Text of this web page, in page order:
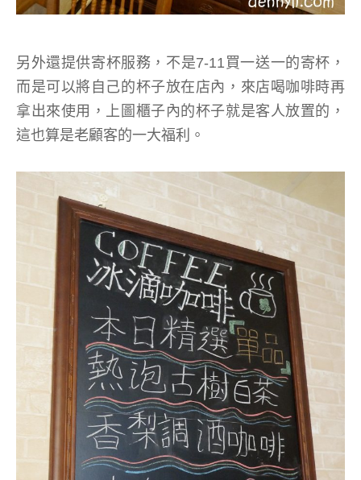
另外還提供寄杯服務，不是7-11買一送一的寄杯，
而是可以將自己的杯子放在店內，來店喝咖啡時再
拿出來使用，上圖櫃子內的杯子就是客人放置的，
這也算是老顧客的一大福利。